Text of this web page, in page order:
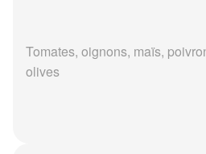
Tomates, oignons, maïs,
olives